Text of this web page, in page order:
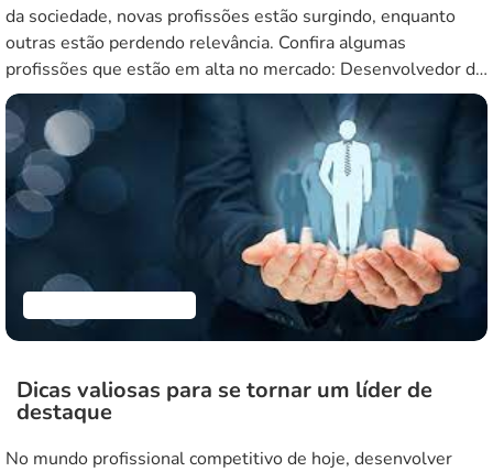
da sociedade, novas profissões estão surgindo, enquanto
outras estão perdendo relevância. Confira algumas
profissões que estão em alta no mercado: Desenvolvedor de
software Com o boom da tecnologia e o constante
crescimento da indústria de software, os desenvolvedores
estão em alta demanda. Seja para criar […]
Dicas valiosas para se tornar um líder de
destaque
No mundo profissional competitivo de hoje, desenvolver